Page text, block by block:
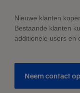
Nieuwe klanten
Bestaande klanten
additionele users en
Neem contact op